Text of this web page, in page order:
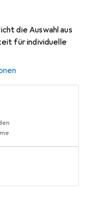
die Auswahl aus
für individuelle